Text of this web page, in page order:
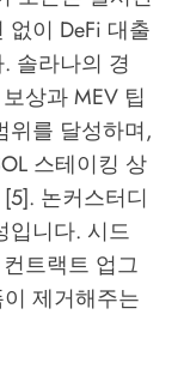
이 DeFi 대출
솔라나의 경
상과 MEV 팁
위를 달성하며,
스테이킹 상
논커스터디
입니다. 시드
트랙트 업그
제거해주는